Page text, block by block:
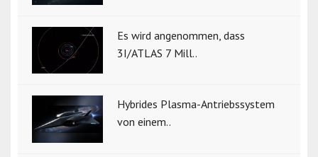
Es wird angenommen, dass
3I/ATLAS 7 Mill..
Hybrides Plasma-Antriebssystem
von einem..